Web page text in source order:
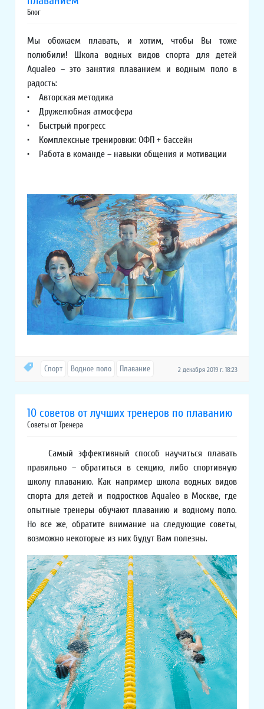
Блог
Мы обожаем плавать, и хотим, чтобы Вы тоже
полюбили! Школа водных видов спорта для детей
Aqualeo – это занятия плаванием и водным поло в
радость:
• Авторская методика
• Дружелюбная атмосфера
• Быстрый прогресс
• Комплексные тренировки: ОФП + бассейн
• Работа в команде – навыки общения и мотивации
2 декабря 2019 г. 18:23
Спорт Водное поло Плавание
10 советов от лучших тренеров по плаванию
Советы от Тренера
Самый эффективный способ научиться плавать
правильно – обратиться в секцию, либо спортивную
школу плаванию. Как например школа водных видов
спорта для детей и подростков Aqualeo в Москве, где
опытные тренеры обучают плаванию и водному поло.
Но все же, обратите внимание на следующие советы,
возможно некоторые из них будут Вам полезны.